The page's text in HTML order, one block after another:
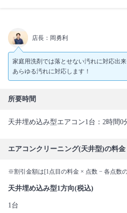
店長：岡勇利
家庭用洗剤では落とせない汚れに対応出
あらゆる汚れに対応します！
所要時間
天井埋め込み型エアコン1台：2時間0
エアコンクリーニング(天井型)の料金
※割引金額は[1点目の料金 × 点数 − 各点数の
天井埋め込み型1方向(税込)
1台